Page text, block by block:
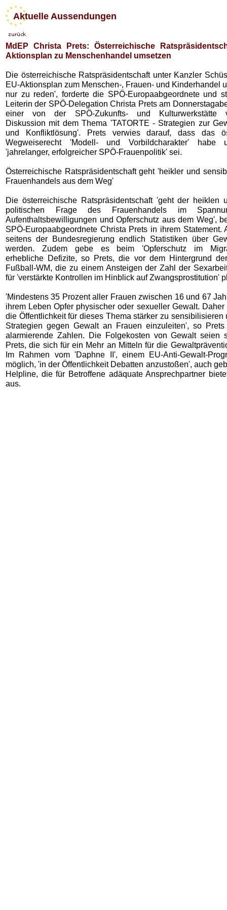
Aktuelle Aussendungen
MdEP Christa Prets: Österreichische
Aktionsplan zu Menschenhandel umsetzen
Die österreichische Ratspräsidentschaft unter Kanzler
EU-Aktionsplan zum Menschen-, Frauen- und Kinderhandel
nur zu reden', forderte die SPÖ-Europaabgeordnete und
Leiterin der SPÖ-Delegation Christa Prets am
einer von der SPÖ-Zukunfts- und Kulturwerkstätte
Diskussion mit dem Thema 'TATORTE - Strategien zur
und Konfliktlösung'. Prets verwies darauf, dass das
Wegweiserecht 'Modell- und Vorbildcharakter' habe
'jahrelanger, erfolgreicher SPÖ-Frauenpolitik' sei.
Österreichische Ratspräsidentschaft geht 'heikler und
Frauenhandels aus dem Weg'
Die österreichische Ratspräsidentschaft 'geht der heiklen
politischen Frage des Frauenhandels im
Aufenthaltsbewilligungen und Opferschutz aus dem Weg',
SPÖ-Europaabgeordnete Christa Prets in ihrem Statement.
seitens der Bundesregierung endlich Statistiken über
werden. Zudem gebe es beim 'Opferschutz im
erhebliche Defizite, so Prets, die vor dem Hintergrund
Fußball-WM, die zu einem Ansteigen der Zahl der
für 'verstärkte Kontrollen im Hinblick auf Zwangsprostitution'
'Mindestens 35 Prozent aller Frauen zwischen 16 und 67
ihrem Leben Opfer physischer oder sexueller Gewalt.
die Öffentlichkeit für dieses Thema stärker zu sensibilisieren
Strategien gegen Gewalt an Frauen einzuleiten', so
alarmierende Zahlen. Die Folgekosten von Gewalt seien
Prets, die sich für ein Mehr an Mitteln für die
Im Rahmen vom 'Daphne II', einem EU-Anti-Gewalt-
möglich, 'in der Öffentlichkeit Debatten anzustoßen', auch
Helpline, die für Betroffene adäquate Ansprechpartner
aus.